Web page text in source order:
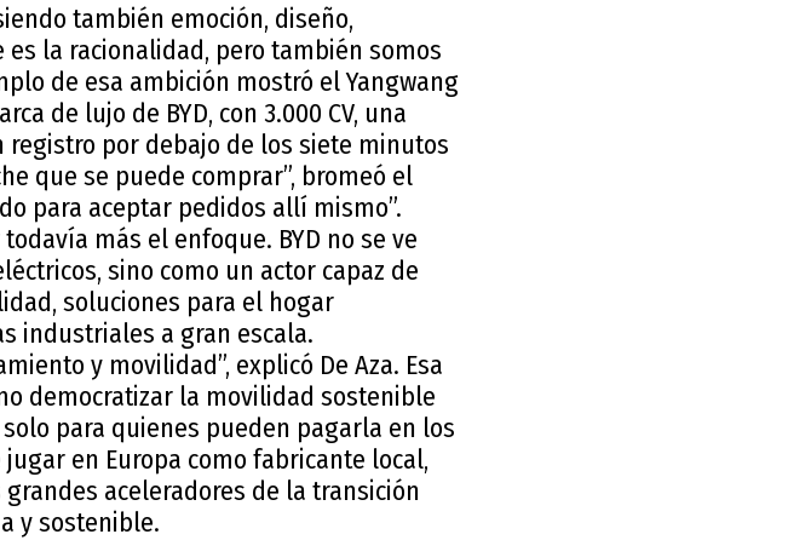
también emoción, diseño,
la racionalidad, pero también somos
de esa ambición mostró el Yangwang
de lujo de BYD, con 3.000 CV, una
por debajo de los siete minutos
que se puede comprar”, bromeó el
para aceptar pedidos allí mismo”.
más el enfoque. BYD no se ve
sino como un actor capaz de
soluciones para el hogar
industriales a gran escala.
y movilidad”, explicó De Aza. Esa
democratizar la movilidad sostenible
para quienes pueden pagarla en los
en Europa como fabricante local,
aceleradores de la transición
y sostenible.